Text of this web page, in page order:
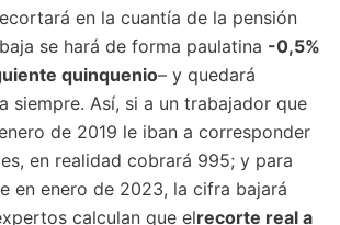
en la cuantía de la pensión
se hará de forma paulatina -0,5%
quinquenio– y quedará
siempre. Así, si a un trabajador que
de 2019 le iban a corresponder
en realidad cobrará 995; y para
en enero de 2023, la cifra bajará
calculan que elrecorte real a